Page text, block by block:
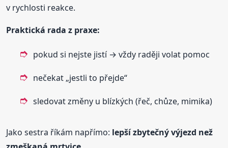
v rychlosti reakce.
Praktická rada z praxe:
pokud si nejste jistí → vždy raději volat pomoc
nečekat „jestli to přejde“
sledovat změny u blízkých (řeč, chůze, mimika)
Jako sestra říkám napřímo: lepší zbytečný výjezd než